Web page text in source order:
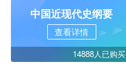
中国近现代史纲要
查看详情
14888人已购买